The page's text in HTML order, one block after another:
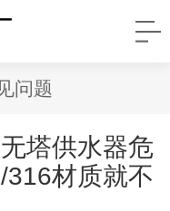
问题
塔供水器危
材质就不